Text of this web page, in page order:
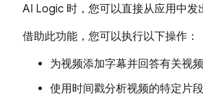
AI Logic 时，您可以直接从应用中发
借助此功能，您可以执行以下操作：
为视频添加字幕并回答有关视
使用时间戳分析视频的特定片段